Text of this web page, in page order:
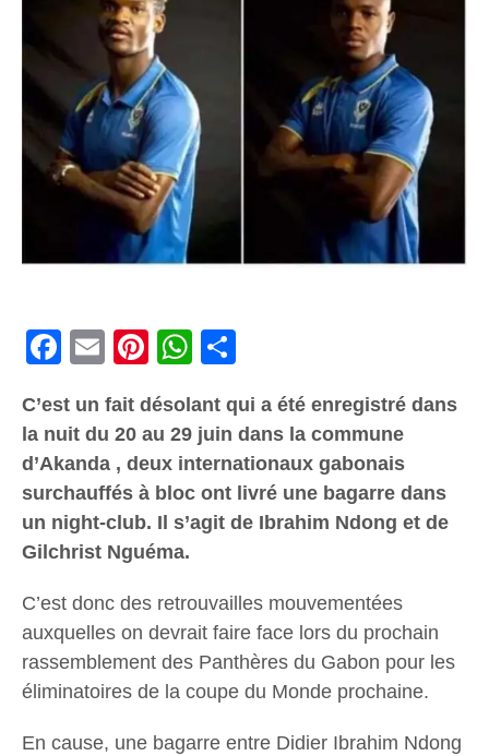
Facebook
Email PinterestWhatsApp
C’est un fait désolant qui a été enregistré dans
la nuit du 20 au 29 juin dans la commune
d’Akanda , deux internationaux gabonais
surchauffés à bloc ont livré une bagarre dans
un night-club. Il s’agit de Ibrahim Ndong et de
Gilchrist Nguéma.
C’est donc des retrouvailles mouvementées
auxquelles on devrait faire face lors du prochain
rassemblement des Panthères du Gabon pour les
éliminatoires de la coupe du Monde prochaine.
En cause, une bagarre entre Didier Ibrahim Ndong